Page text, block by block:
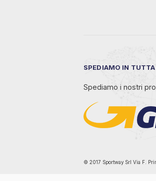
SPEDIAMO IN
Spediamo i nostri
© 2017 Sportway Srl Via F.